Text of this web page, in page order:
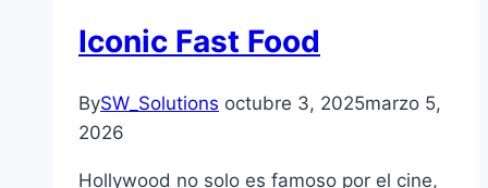
Iconic Fast Food
BySW_Solutions octubre 3, 2025marzo 5,
2026
Hollywood no solo es famoso por el cine,